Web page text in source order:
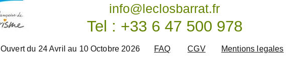
info@leclosbarrat.fr
Tel : +33 6 47 500 978
Ouvert du 24 Avril au 10 Octobre 2026 FAQ CGV Mentions legales